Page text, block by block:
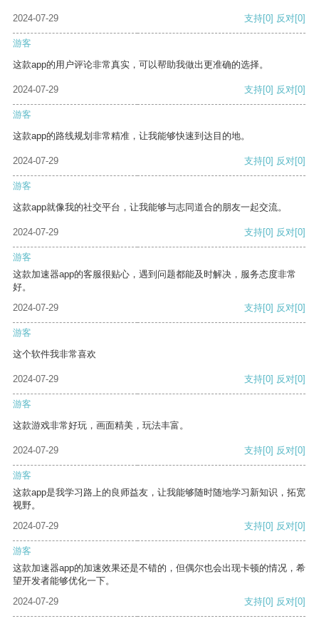
2024-07-29 支持[0] 反对[0]
游客
这款app的用户评论非常真实，可以帮助我做出更准确的选择。
2024-07-29 支持[0] 反对[0]
游客
这款app的路线规划非常精准，让我能够快速到达目的地。
2024-07-29 支持[0] 反对[0]
游客
这款app就像我的社交平台，让我能够与志同道合的朋友一起交流。
2024-07-29 支持[0] 反对[0]
游客
这款加速器app的客服很贴心，遇到问题都能及时解决，服务态度非常
好。
2024-07-29
支持[0] 反对[0]
游客
这个软件我非常喜欢
2024-07-29 支持[0] 反对[0]
游客
这款游戏非常好玩，画面精美，玩法丰富。
2024-07-29 支持[0] 反对[0]
游客
这款app是我学习路上的良师益友，让我能够随时随地学习新知识，拓宽
视野。
2024-07-29
支持[0] 反对[0]
游客
这款加速器app的加速效果还是不错的，但偶尔也会出现卡顿的情况，希
望开发者能够优化一下。
2024-07-29
支持[0] 反对[0]